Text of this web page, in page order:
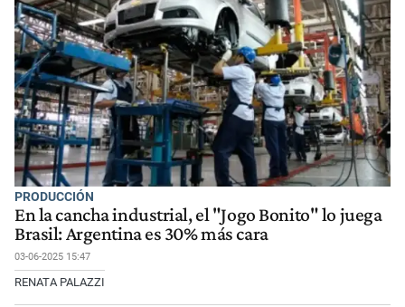
PRODUCCIÓN
En la cancha industrial, el "Jogo Bonito" lo juega
Brasil: Argentina es 30% más cara
03-06-2025 15:47
RENATA PALAZZI